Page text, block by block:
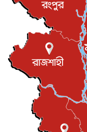
বিরোধ
আন্তর্জাতিক
এবার
বিনোদন
রিয়ালকে
খেলাধুলা
বিনোদন